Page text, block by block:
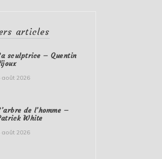
articles
sculptrice – Quentin
août 2026
de l’homme –
White
août 2026